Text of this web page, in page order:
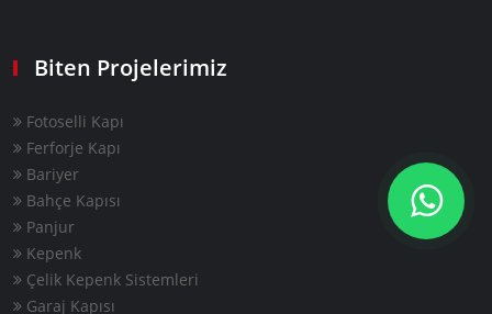
Biten Projelerimiz
Fotoselli Kapı
Ferforje Kapı
Bariyer
Bahçe Kapısı
Panjur
Kepenk
Çelik Kepenk Sistemleri
Garaj Kapısı